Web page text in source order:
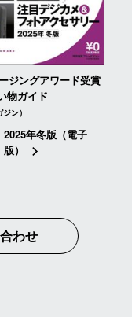
ジングアワード受賞
物ガイド
ン）
2025年冬版（電子
版）
わせ